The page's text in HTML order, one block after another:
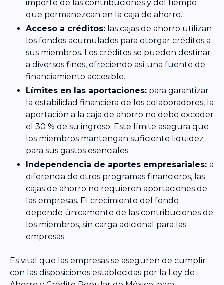
importe de las contribuciones y del tiempo
que permanezcan en la caja de ahorro.
Acceso a créditos: las cajas de ahorro utilizan
los fondos acumulados para otorgar créditos a
sus miembros. Los créditos se pueden destinar
a diversos fines, ofreciendo así una fuente de
financiamiento accesible.
Límites en las aportaciones: para garantizar
la estabilidad financiera de los colaboradores, la
aportación a la caja de ahorro no debe exceder
el 30 % de su ingreso. Este límite asegura que
los miembros mantengan suficiente liquidez
para sus gastos esenciales.
Independencia de aportes empresariales: a
diferencia de otros programas financieros, las
cajas de ahorro no requieren aportaciones de
las empresas. El crecimiento del fondo
depende únicamente de las contribuciones de
los miembros, sin carga adicional para las
empresas.
Es vital que las empresas se aseguren de cumplir
con las disposiciones establecidas por la Ley de